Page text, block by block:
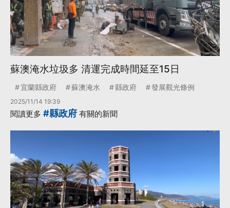
蘇澳淹水垃圾多 清運完成時間延至15日
宜蘭縣政府 蘇澳淹水 縣政府 發展觀光條例
2025/11/14 19:39
閱讀更多 #縣政府 有關的新聞